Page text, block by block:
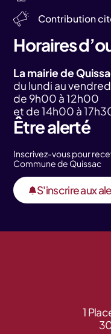
Contribution
Horaires
La mairie de
du lundi au
de 9h00 à 12h00
et de 14h00 à
Être alerté
Inscrivez-vous pour
Commune de Quissac
S'inscrire aux
1